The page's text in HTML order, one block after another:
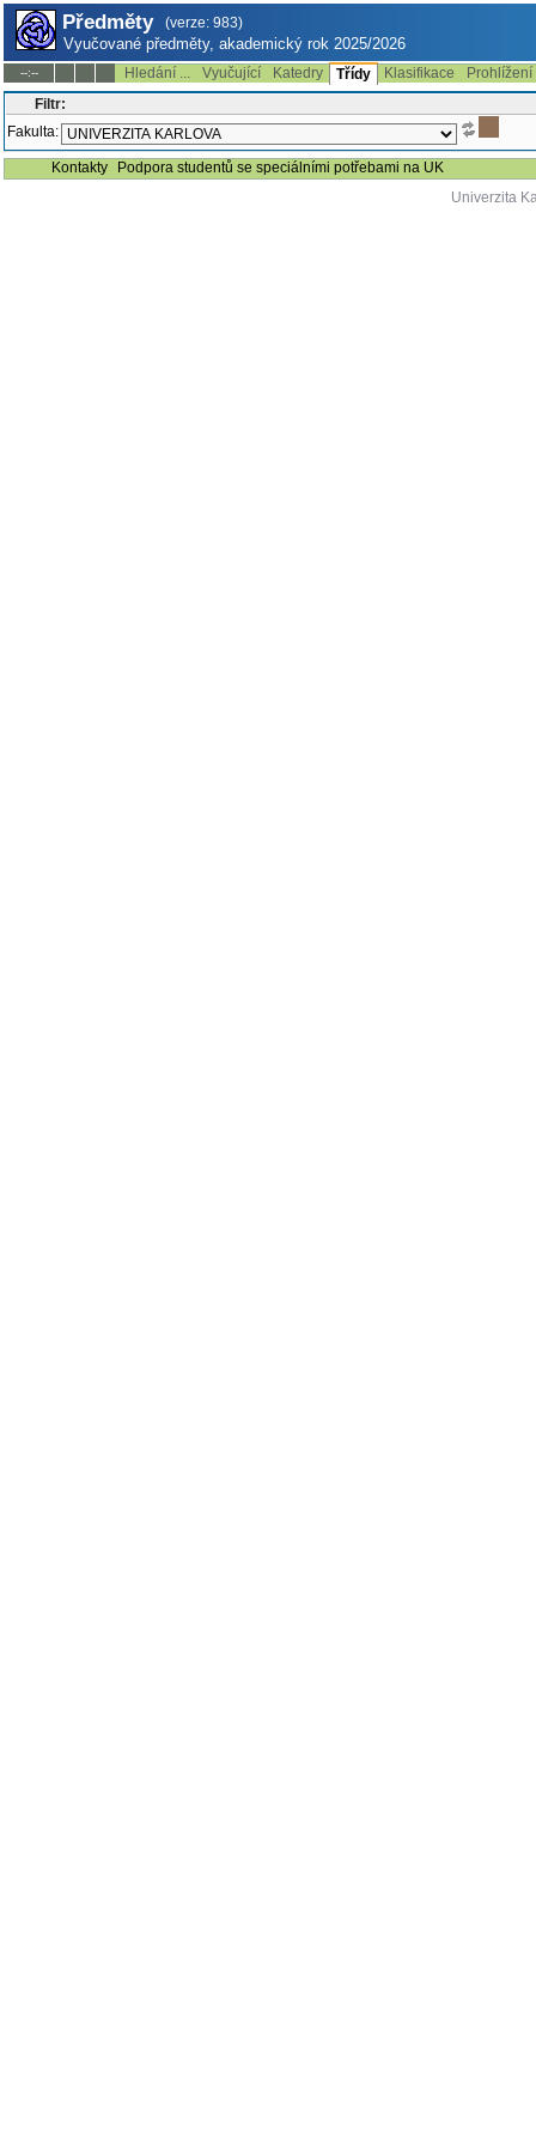
Předměty (verze: 983)
Vyučované předměty, akademický rok 2025/2026
--:-- Hledání ... Vyučující Katedry Třídy Klasifikace
Filtr:
Fakulta:
Kontakty
Podpora studentů se speciálními potřebami na UK
Univerzita